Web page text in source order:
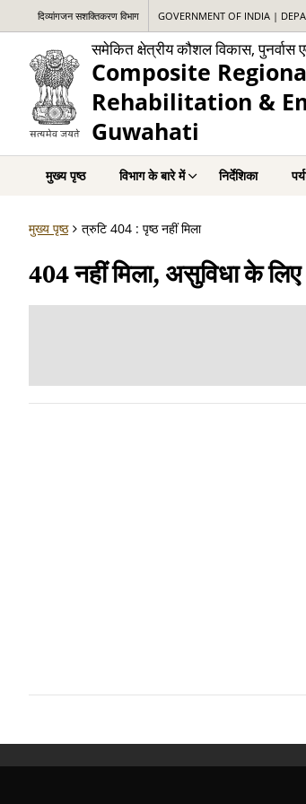
दिव्यांगजन सशक्तिकरण विभाग GOVERNMENT OF INDIA |
समेकित क्षेत्रीय कौशल विकास,
Composite
Rehabilitation &
Guwahati
मुख्य पृष्ठ विभाग के बारे में निर्देशिका
मुख्य पृष्ठ त्रुटि 404 : पृष्ठ नहीं मिला
404 नहीं मिला, असुविधा के लिए